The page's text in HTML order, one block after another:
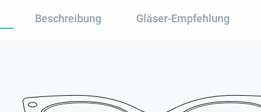
Beschreibung Gläser-Empfehlung